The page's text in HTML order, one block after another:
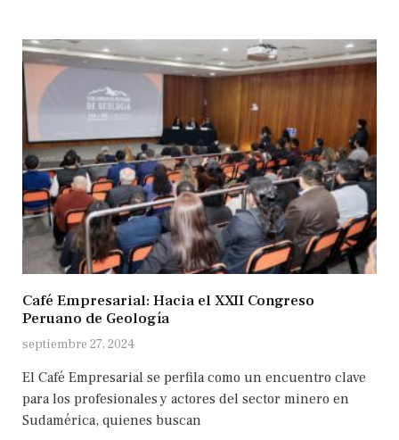
Café Empresarial: Hacia el XXII Congreso
Peruano de Geología
septiembre 27, 2024
El Café Empresarial se perfila como un encuentro clave
para los profesionales y actores del sector minero en
Sudamérica, quienes buscan